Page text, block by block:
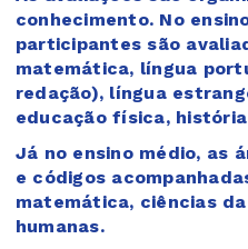
conhecimento. No
participantes são
matemática, língua
redação), língua
educação física,
Já no ensino médio, as
e códigos
matemática, ciências
humanas.